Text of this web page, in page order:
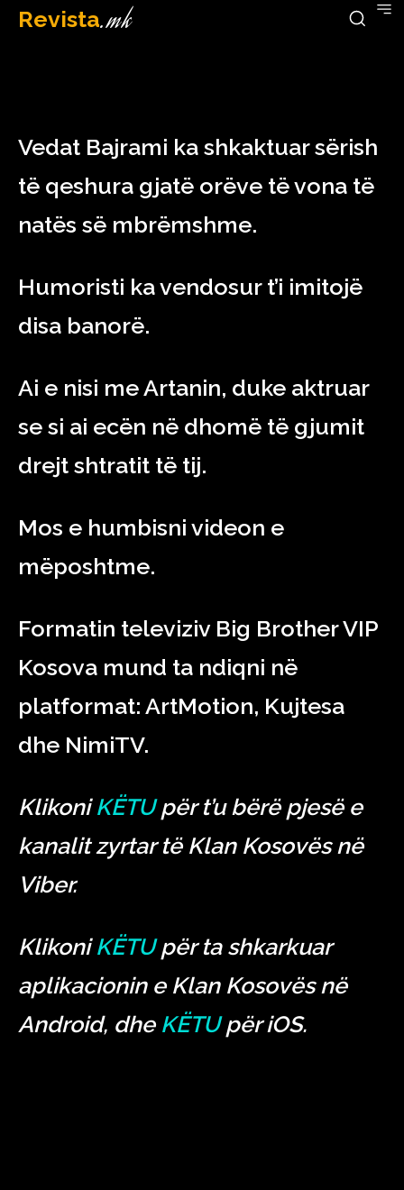
Revista.mk
February 27, 2023
Vedat Bajrami ka shkaktuar sërish
të qeshura gjatë orëve të vona të
natës së mbrëmshme.
Humoristi ka vendosur t’i imitojë
disa banorë.
Ai e nisi me Artanin, duke aktruar
se si ai ecën në dhomë të gjumit
drejt shtratit të tij.
Mos e humbisni videon e
mëposhtme.
Formatin televiziv Big Brother VIP
Kosova mund ta ndiqni në
platformat: ArtMotion, Kujtesa
dhe NimiTV.
KlikoniKËTUpër t’u bërë pjesë e
kanalit zyrtar të Klan Kosovës në
Viber.
KlikoniKËTUpër ta shkarkuar
aplikacionin e Klan Kosovës në
Android, dhe KËTUpër iOS.